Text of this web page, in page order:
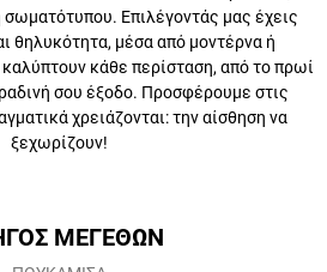
σωματότυπου. Επιλέγοντάς μας έχεις
μέσα από μοντέρνα ή διαχρονικά
περίσταση, από το πρωί στο γραφείο
Προσφέρουμε στις γυναίκες αυτό που
την αίσθηση να ξεχωρίζουν!
ΠΟΥΚΑΜΙΣΑ